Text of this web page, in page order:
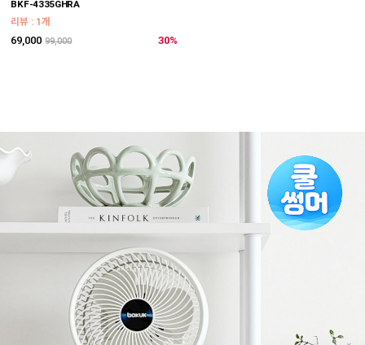
BKF-4335GHRA
리뷰 : 1개
69,000 99,000 30%